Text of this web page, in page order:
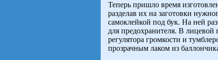
Теперь пришло время
разделав их на заготовки
самоклейкой под бук. На ней
для предохранителя. В лицевой
регулятора громкости и
прозрачным лаком из